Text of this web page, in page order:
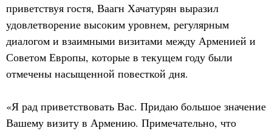
приветствуя гостя, Ваагн Хачатурян выразил
удовлетворение высоким уровнем, регулярным
диалогом и взаимными визитами между Арменией и
Советом Европы, которые в текущем году были
отмечены насыщенной повесткой дня.
«Я рад приветствовать Вас. Придаю большое значение
Вашему визиту в Армению. Примечательно, что